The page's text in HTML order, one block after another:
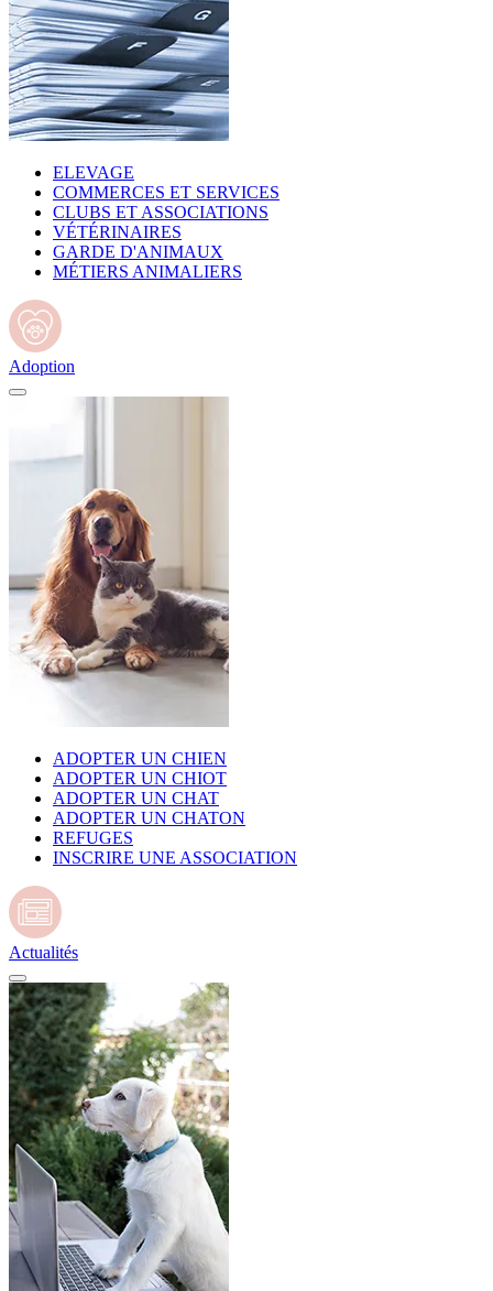
ELEVAGE
COMMERCES ET SERVICES
CLUBS ET ASSOCIATIONS
VÉTÉRINAIRES
GARDE D'ANIMAUX
MÉTIERS ANIMALIERS
Adoption
ADOPTER UN CHIEN
ADOPTER UN CHIOT
ADOPTER UN CHAT
ADOPTER UN CHATON
REFUGES
INSCRIRE UNE ASSOCIATION
Actualités